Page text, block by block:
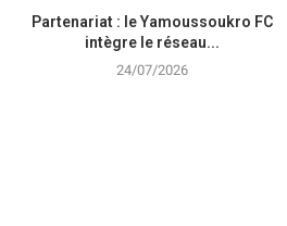
Partenariat : le Yamoussoukro FC
intègre le réseau...
24/07/2026